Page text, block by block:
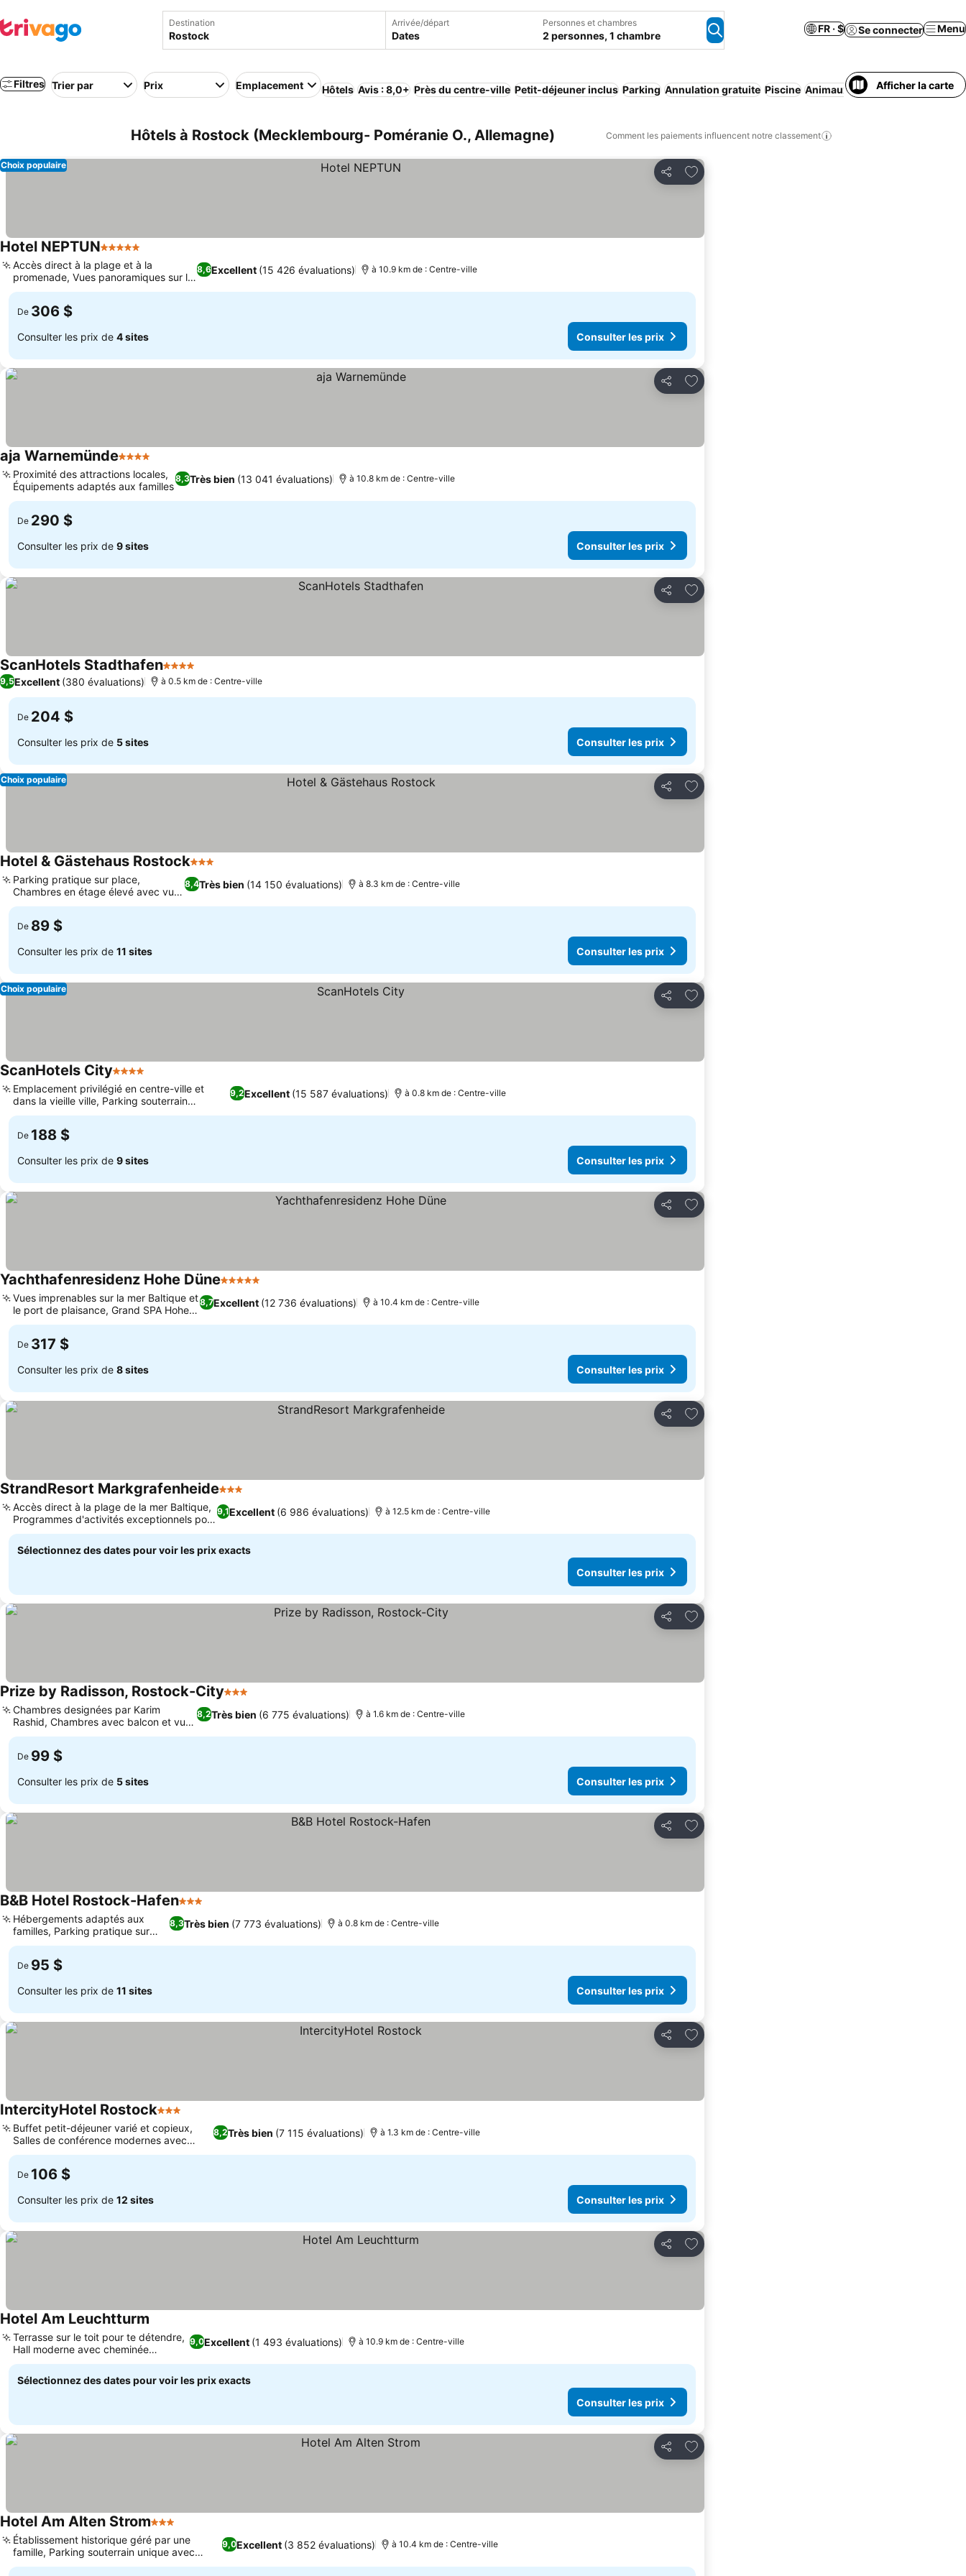
Destination Arrivée/départ
Dates
Personnes et chambres
2 personnes, 1 chambre
FR · $ Se connecter Menu
Filtres Trier par Prix Emplacement Hôtels Avis : 8,0+ Près du centre-ville Petit-déjeuner inclus Parking Annulation gratuite Piscine Animaux acceptés Appart'hôtel
Afficher la carte
Hôtels à Rostock (Mecklembourg- Poméranie O., Allemagne) Comment les paiements influencent notre classement
Partager
Ajouter à mes favoris
Choix populaire
Hotel NEPTUN5 Étoiles
8,6Excellent (15 426 évaluations)
Accès direct à la plage et à la
promenade, Vues panoramiques sur la
mer Baltique
à 10.9 km de : Centre-ville
De 306 $
Consulter les prix de 4 sites Consulter les prix
Partager
Ajouter à mes favoris
aja Warnemünde4 Étoiles
8,3Très bien (13 041 évaluations)
Proximité des attractions locales,
Équipements adaptés aux familles
à 10.8 km de : Centre-ville
De 290 $
Consulter les prix de 9 sites Consulter les prix
Partager
Ajouter à mes favoris
ScanHotels Stadthafen4 Étoiles
9,5Excellent (380 évaluations) à 0.5 km de : Centre-ville
De 204 $
Consulter les prix de 5 sites Consulter les prix
Partager
Ajouter à mes favoris
Choix populaire
Hotel & Gästehaus Rostock3 Étoiles
8,4Très bien (14 150 évaluations)
Parking pratique sur place,
Chambres en étage élevé avec vue
sur la ville
à 8.3 km de : Centre-ville
De 89 $
Consulter les prix de 11 sites Consulter les prix
Partager
Ajouter à mes favoris
Choix populaire
ScanHotels City4 Étoiles
9,2Excellent (15 587 évaluations)
Emplacement privilégié en centre-ville et
dans la vieille ville, Parking souterrain
pratique avec accès direct
à 0.8 km de : Centre-ville
De 188 $
Consulter les prix de 9 sites Consulter les prix
Partager
Ajouter à mes favoris
Yachthafenresidenz Hohe Düne5 Étoiles
8,7Excellent (12 736 évaluations)
Vues imprenables sur la mer Baltique et
le port de plaisance, Grand SPA Hohe
Düne
à 10.4 km de : Centre-ville
De 317 $
Consulter les prix de 8 sites Consulter les prix
Partager
Ajouter à mes favoris
StrandResort Markgrafenheide3 Étoiles
9,1Excellent (6 986 évaluations)
Accès direct à la plage de la mer Baltique,
Programmes d'activités exceptionnels pour
enfants
à 12.5 km de : Centre-ville
Sélectionnez des dates pour voir les prix exacts
Consulter les prix
Partager
Ajouter à mes favoris
Prize by Radisson, Rostock-City3 Étoiles
8,2Très bien (6 775 évaluations)
Chambres designées par Karim
Rashid, Chambres avec balcon et vue
sur le port
à 1.6 km de : Centre-ville
De 99 $
Consulter les prix de 5 sites Consulter les prix
Partager
Ajouter à mes favoris
B&B Hotel Rostock-Hafen3 Étoiles
8,3Très bien (7 773 évaluations)
Hébergements adaptés aux
familles, Parking pratique sur
place
à 0.8 km de : Centre-ville
De 95 $
Consulter les prix de 11 sites Consulter les prix
Partager
Ajouter à mes favoris
IntercityHotel Rostock3 Étoiles
8,2Très bien (7 115 évaluations)
Buffet petit-déjeuner varié et copieux,
Salles de conférence modernes avec
lumière du jour
à 1.3 km de : Centre-ville
De 106 $
Consulter les prix de 12 sites Consulter les prix
Partager
Ajouter à mes favoris
Hotel Am Leuchtturm
9,0Excellent (1 493 évaluations)
Terrasse sur le toit pour te détendre,
Hall moderne avec cheminée
douillette
à 10.9 km de : Centre-ville
Sélectionnez des dates pour voir les prix exacts
Consulter les prix
Partager
Ajouter à mes favoris
Hotel Am Alten Strom3 Étoiles
9,0Excellent (3 852 évaluations)
Établissement historique géré par une
famille, Parking souterrain unique avec
ascenseur à voitures
à 10.4 km de : Centre-ville